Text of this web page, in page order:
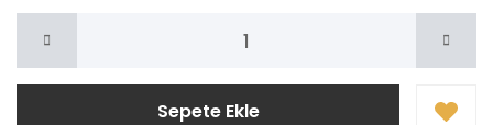
Sepete Ekle